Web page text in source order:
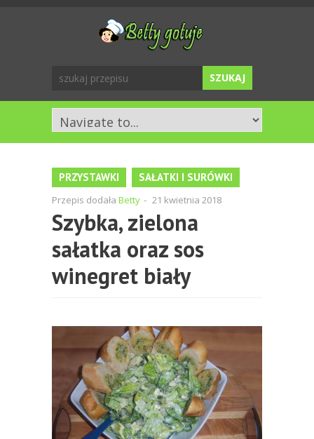
PRZYSTAWKI SAŁATKI I SURÓWKI
Przepis dodała Betty - 21 kwietnia 2018
Szybka, zielona
sałatka oraz sos
winegret biały